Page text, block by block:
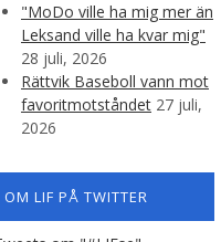
"MoDo ville ha mig mer än
Leksand ville ha kvar mig"
28 juli, 2026
Rättvik Baseboll vann mot
favoritmotståndet 27 juli,
2026
OM LIF PÅ TWITTER